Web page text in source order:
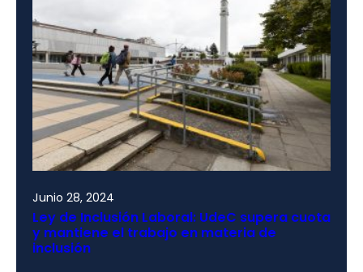
Junio 28, 2024
Ley de Inclusión Laboral: UdeC supera cuota
y mantiene el trabajo en materia de
inclusión